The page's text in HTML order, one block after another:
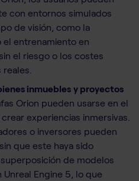
con entornos simulados
de visión, como la
el entrenamiento en
el riesgo o los costes
inmuebles y proyectos
Orion pueden usarse en el
experiencias inmersivas.
o inversores pueden
que este haya sido
de modelos
Engine 5, lo que